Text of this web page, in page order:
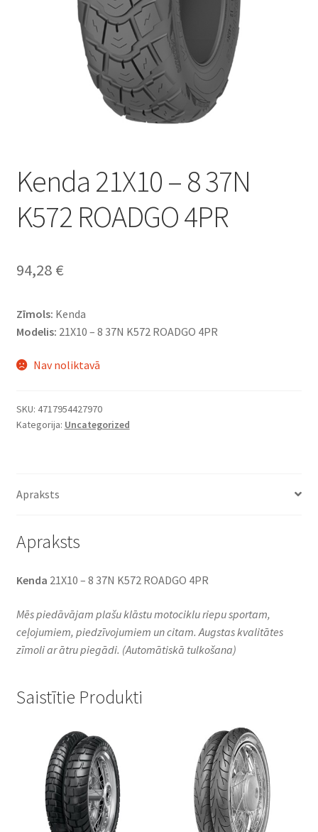
Kenda 21X10 – 8 37N
K572 ROADGO 4PR
94,28 €
Zīmols: Kenda
Modelis: 21X10 – 8 37N K572 ROADGO 4PR
Nav noliktavā
SKU: 4717954427970
Kategorija: Uncategorized
Apraksts
Apraksts
Kenda 21X10 – 8 37N K572 ROADGO 4PR
Mēs piedāvājam plašu klāstu motociklu riepu sportam,
ceļojumiem, piedzīvojumiem un citam. Augstas kvalitātes
zīmoli ar ātru piegādi. (Automātiskā tulkošana)
Saistītie Produkti